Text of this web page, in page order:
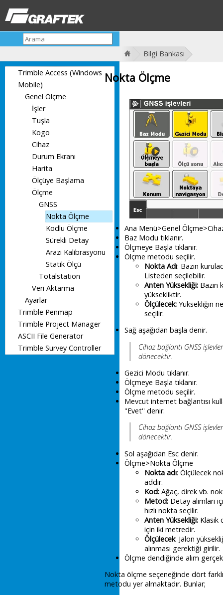
Bilgi Bankası
Trimble Access (Windows
Mobile)
Genel Ölçme
İşler
Tuşla
Kogo
Cihaz
Durum Ekranı
Harita
Ölçüye Başlama
Ölçme
GNSS
Nokta Ölçme
Kodlu Ölçme
Sürekli Detay
Arazi Kalibrasyonu
Statik Ölçü
Totalstation
Veri Aktarma
Ayarlar
Trimble Penmap
Trimble Project Manager
ASCII File Generator
Trimble Survey Controller
Nokta Ölçme
Ana Menü>Genel
Baz Modu tıklanır.
Ölçmeye Başla tıklanır.
Ölçme metodu seçilir.
Nokta Adı: Bazın
Listeden seçilebilir.
Anten Yüksekliği: Bazın
yüksekliktir.
Ölçülecek: Yüksekliğin
seçilir.
Sağ aşağıdan başla denir.
Cihaz bağlantı GNSS
dönecektir.
Gezici Modu tıklanır.
Ölçmeye Başla tıklanır.
Ölçme metodu seçilir.
Mevcut internet bağlantısı
''Evet'' denir.
Cihaz bağlantı GNSS
dönecektir.
Sol aşağıdan Esc denir.
Ölçme>Nokta Ölçme
Nokta adı: Ölçülecek
addır.
Kod: Ağaç, direk vb.
Metod: Detay alımları
hızlı nokta seçilir.
Anten Yüksekliği: Klasik
için iki metredir.
Ölçülecek: Jalon
alınması gerektiği girilir.
Ölçme dendiğinde alım
Nokta ölçme seçeneğinde dört
metodu yer almaktadır. Bunlar;